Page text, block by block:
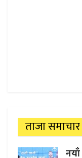
ताजा समाचार